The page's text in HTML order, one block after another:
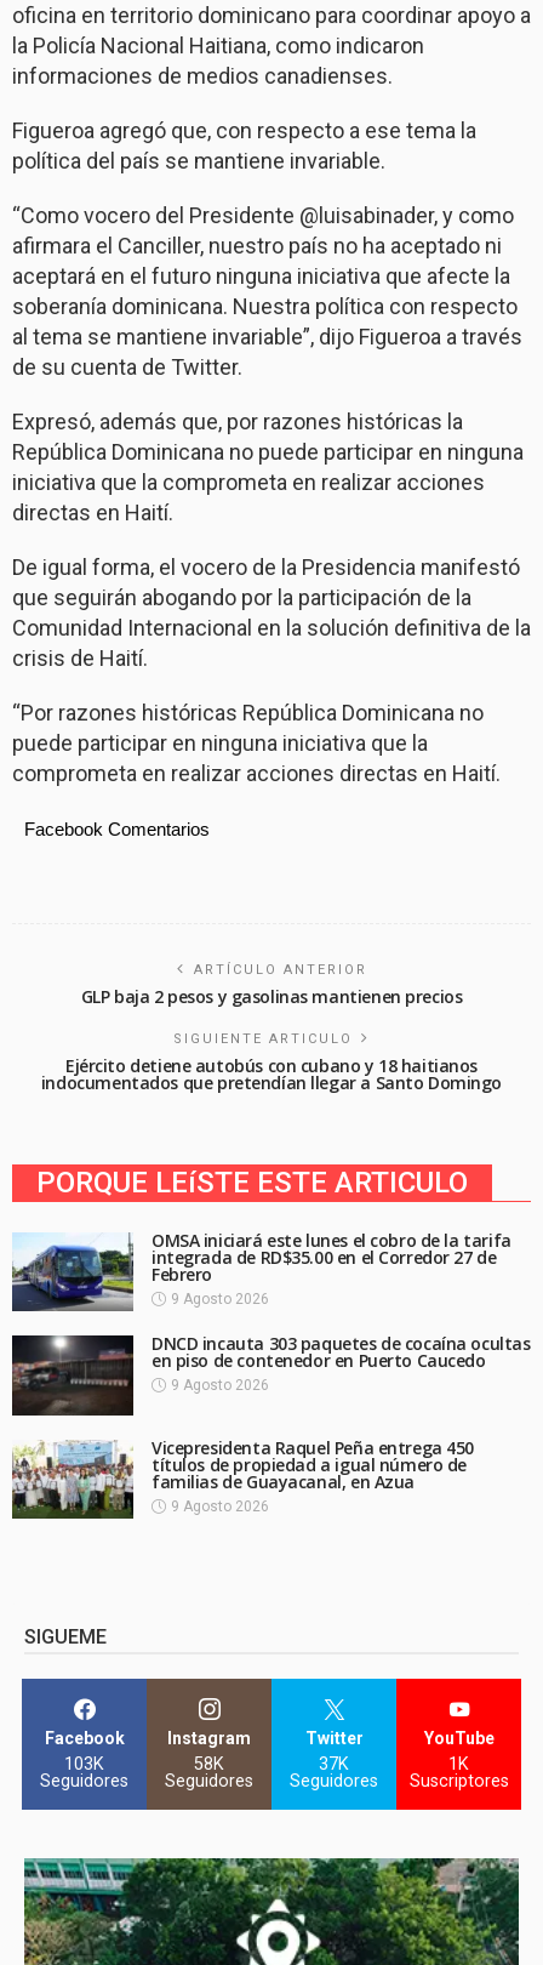
oficina en territorio dominicano para coordinar apoyo a
la Policía Nacional Haitiana, como indicaron
informaciones de medios canadienses.
Figueroa agregó que, con respecto a ese tema la
política del país se mantiene invariable.
“Como vocero del Presidente @luisabinader, y como
afirmara el Canciller, nuestro país no ha aceptado ni
aceptará en el futuro ninguna iniciativa que afecte la
soberanía dominicana. Nuestra política con respecto
al tema se mantiene invariable”, dijo Figueroa a través
de su cuenta de Twitter.
Expresó, además que, por razones históricas la
República Dominicana no puede participar en ninguna
iniciativa que la comprometa en realizar acciones
directas en Haití.
De igual forma, el vocero de la Presidencia manifestó
que seguirán abogando por la participación de la
Comunidad Internacional en la solución definitiva de la
crisis de Haití.
“Por razones históricas República Dominicana no
puede participar en ninguna iniciativa que la
comprometa en realizar acciones directas en Haití.
Facebook Comentarios
ARTÍCULO ANTERIOR
GLP baja 2 pesos y gasolinas mantienen precios
SIGUIENTE ARTICULO
Ejército detiene autobús con cubano y 18 haitianos
indocumentados que pretendían llegar a Santo Domingo
PORQUE LEíSTE ESTE ARTICULO
OMSA iniciará este lunes el cobro de la tarifa
integrada de RD$35.00 en el Corredor 27 de
Febrero
9 Agosto 2026
DNCD incauta 303 paquetes de cocaína ocultas
en piso de contenedor en Puerto Caucedo
9 Agosto 2026
Vicepresidenta Raquel Peña entrega 450
títulos de propiedad a igual número de
familias de Guayacanal, en Azua
9 Agosto 2026
SIGUEME
Facebook
103K
Seguidores
Instagram
58K
Seguidores
Twitter
37K
Seguidores
YouTube
1K
Suscriptores